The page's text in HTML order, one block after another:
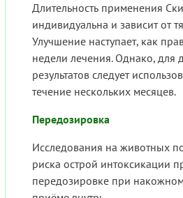
Длительность применения
индивидуальна и зависит от
Улучшение наступает, как
недели лечения. Однако, для
результатов следует
течение нескольких месяцев.
Передозировка
Исследования на животных
риска острой интоксикации
передозировке при